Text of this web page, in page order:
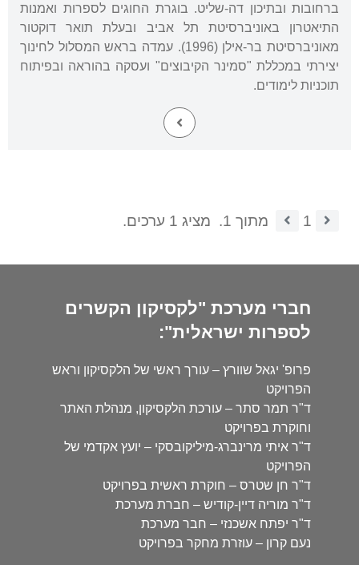
ברחובות ובתיכון דה-שליט. בוגרת החוגים לספרות ואמנות
התיאטרון באוניברסיטת תל אביב ובעלת תואר דוקטור
מאוניברסיטת בר-אילן (1996). עמדה בראש המסלול לחינוך
יצירתי במכללת "סמינר הקיבוצים" ועסקה בהוראה ובפיתוח
תוכניות לימודים.
1 מתוך 1. מציג 1 ערכים.
חברי מערכת "לקסיקון הקשרים
לספרות ישראלית":
פרופ' יגאל שוורץ – עורך ראשי של הלקסיקון וראש
הפרויקט
ד"ר תמר סתר – עורכת הלקסיקון, מנהלת האתר
וחוקרת בפרויקט
ד"ר איתי מרינברג-מיליקובסקי – יועץ אקדמי של
הפרויקט
ד"ר חן שטרס – חוקרת ראשית בפרויקט
ד"ר מוריה דיין-קודיש – חברת מערכת
ד"ר יפתח אשכנזי – חבר מערכת
נעם קרון – עוזרת מחקר בפרויקט